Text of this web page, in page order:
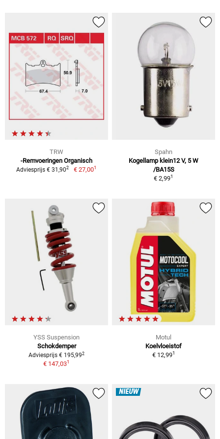
TRW
-Remvoeringen Organisch
Adviesprijs € 31,902 € 27,001
Spahn
Kogellamp klein12 V, 5 W
/BA15S
€ 2,991
YSS Suspension
Schokdemper
Adviesprijs € 195,992
€ 147,031
Motul
Koelvloeistof
€ 12,991
NIEUW